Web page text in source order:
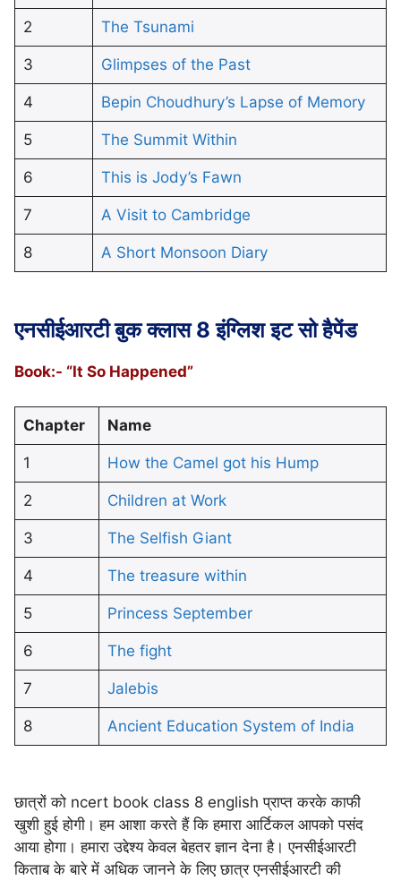
2 The Tsunami
3 Glimpses of the Past
4 Bepin Choudhury’s Lapse of Memory
5 The Summit Within
6 This is Jody’s Fawn
7 A Visit to Cambridge
8 A Short Monsoon Diary
एनसीईआरटी बुक क्लास 8 इंग्लिशइट सो हैपेंड
Book:- “It So Happened”
Chapter Name
1 How the Camel got his Hump
2 Children at Work
3 The Selfish Giant
4 The treasure within
5 Princess September
6 The fight
7 Jalebis
8 Ancient Education System of India
छात्रों को ncert book class 8 english प्राप्त करके काफी
खुशी हुई होगी। हम आशा करते हैं कि हमारा आर्टिकल आपको पसंद
आया होगा। हमारा उद्देश्य केवल बेहतर ज्ञान देना है। एनसीईआरटी
किताब के बारे में अधिक जानने के लिए छात्र एनसीईआरटी की